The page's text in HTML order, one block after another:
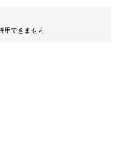
用できません